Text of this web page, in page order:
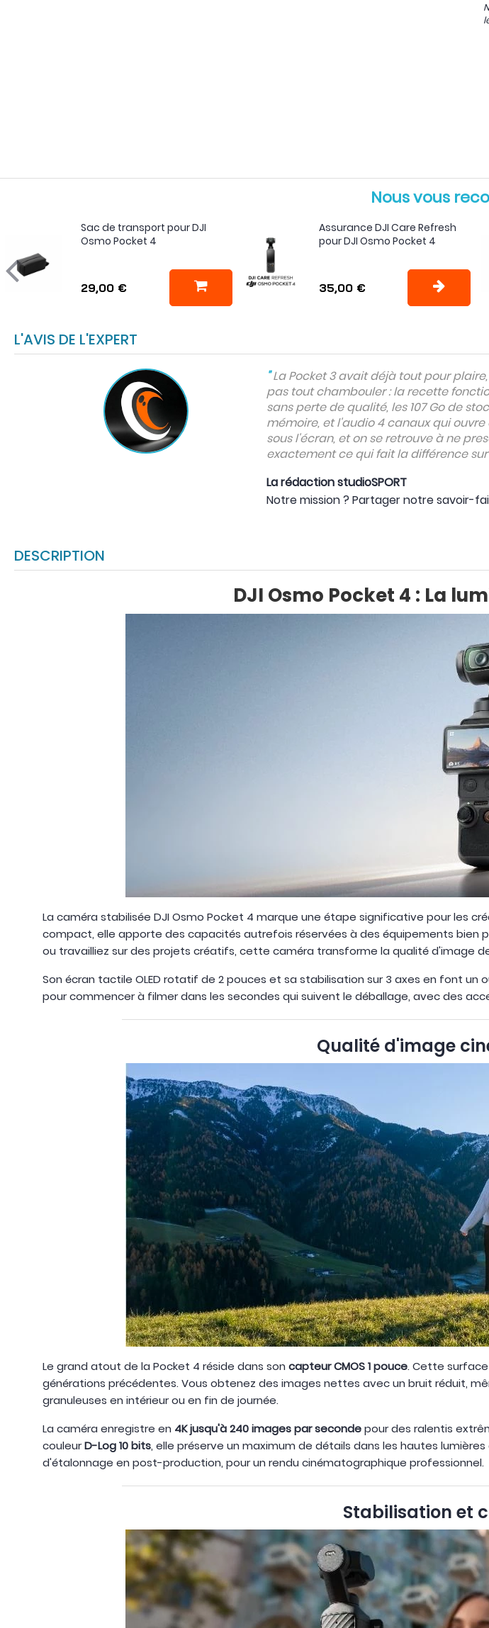
Nous vous
Sac de transport pour DJI
Osmo Pocket 4
29,00 €
Assurance DJI Care Refresh
pour DJI Osmo Pocket 4
35,00 €
L'AVIS DE L'EXPERT
"La Pocket 3 avait déjà tout pour
pas tout chambouler : la recette
sans perte de qualité, les 107 Go de
mémoire, et l'audio 4 canaux qui
sous l'écran, et on se retrouve à ne
exactement ce qui fait la différence
La rédaction studioSPORT
Notre mission ? Partager notre savoir-
DESCRIPTION
DJI Osmo Pocket 4 : La
La caméra stabilisée DJI Osmo Pocket 4 marque une étape significative pour les
compact, elle apporte des capacités autrefois réservées à des équipements bien
ou travailliez sur des projets créatifs, cette caméra transforme la qualité d'image
Son écran tactile OLED rotatif de 2 pouces et sa stabilisation sur 3 axes en font
pour commencer à filmer dans les secondes qui suivent le déballage, avec des
Qualité d'image
Le grand atout de la Pocket 4 réside dans son capteur CMOS 1 pouce. Cette
générations précédentes. Vous obtenez des images nettes avec un bruit réduit,
granuleuses en intérieur ou en fin de journée.
La caméra enregistre en 4K jusqu'à 240 images par secondepour des ralentis
couleurD-Log 10 bits, elle préserve un maximum de détails dans les hautes
d'étalonnage en post-production, pour un rendu cinématographique professionnel.
Stabilisation et